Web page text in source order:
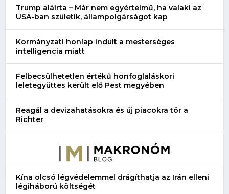
Trump aláírta – Már nem egyértelmű, ha valaki az
USA-ban születik, állampolgárságot kap
Kormányzati honlap indult a mesterséges
intelligencia miatt
Felbecsülhetetlen értékű honfoglaláskori
leletegyüttes került elő Pest megyében
Reagál a devizahatásokra és új piacokra tör a
Richter
Kína olcsó légvédelemmel drágíthatja az Irán elleni
légiháború költségét